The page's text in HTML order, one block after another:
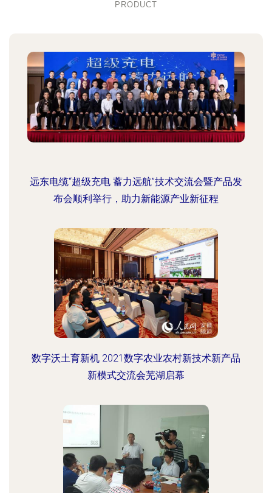
PRODUCT
远东电缆“超级充电 蓄力远航”技术交流会暨产品发
布会顺利举行，助力新能源产业新征程
数字沃土育新机 2021数字农业农村新技术新产品
新模式交流会芜湖启幕